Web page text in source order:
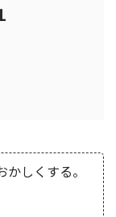
しくする。